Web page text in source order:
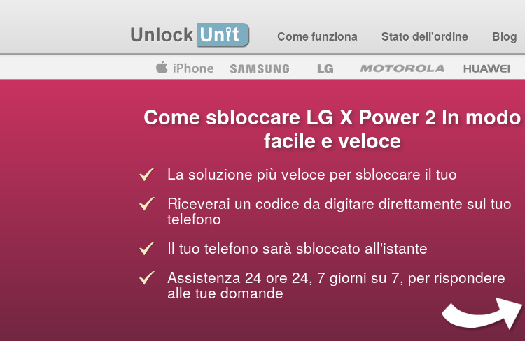
Come funziona Stato dell'ordine Blog
Blackberry
Come sbloccare LG X Power 2 in modo
facile e veloce
La soluzione più veloce per sbloccare il tuo
Riceverai un codice da digitare direttamente sul tuo
telefono
Il tuo telefono sarà sbloccato all'istante
Assistenza 24 ore 24, 7 giorni su 7, per rispondere
alle tue domande